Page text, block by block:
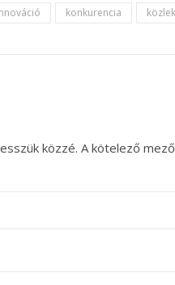
konkurencia
közzé. A kötelező